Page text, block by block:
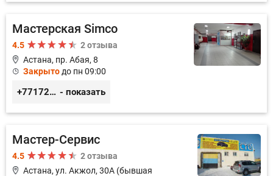
Мастерская Simco
4.5
2 отзыва
Астана, пр. Абая, 8
Закрытодо пн 09:00
+77172481239 - показать
Мастер-Сервис
4.5
2 отзыва
Астана, ул. Акжол, 30А (бывшая